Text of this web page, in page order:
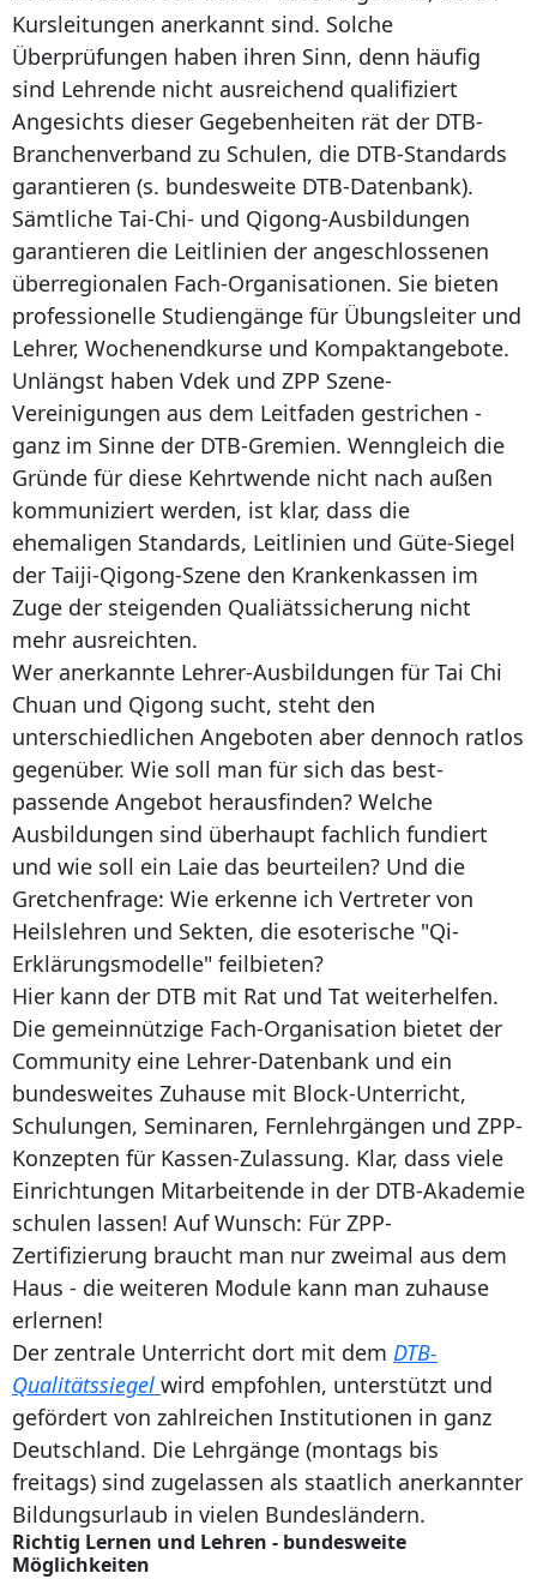
Kursleitungen anerkannt sind. Solche
Überprüfungen haben ihren Sinn, denn häufig
sind Lehrende nicht ausreichend qualifiziert
Angesichts dieser Gegebenheiten rät der DTB-
Branchenverband zu Schulen, die DTB-Standards
garantieren (s. bundesweite DTB-Datenbank).
Sämtliche Tai-Chi- und Qigong-Ausbildungen
garantieren die Leitlinien der angeschlossenen
überregionalen Fach-Organisationen. Sie bieten
professionelle Studiengänge für Übungsleiter und
Lehrer, Wochenendkurse und Kompaktangebote.
Unlängst haben Vdek und ZPP Szene-
Vereinigungen aus dem Leitfaden gestrichen -
ganz im Sinne der DTB-Gremien. Wenngleich die
Gründe für diese Kehrtwende nicht nach außen
kommuniziert werden, ist klar, dass die
ehemaligen Standards, Leitlinien und Güte-Siegel
der Taiji-Qigong-Szene den Krankenkassen im
Zuge der steigenden Qualiätssicherung nicht
mehr ausreichten.
Wer anerkannte Lehrer-Ausbildungen für Tai Chi
Chuan und Qigong sucht, steht den
unterschiedlichen Angeboten aber dennoch ratlos
gegenüber. Wie soll man für sich das best-
passende Angebot herausfinden? Welche
Ausbildungen sind überhaupt fachlich fundiert
und wie soll ein Laie das beurteilen? Und die
Gretchenfrage: Wie erkenne ich Vertreter von
Heilslehren und Sekten, die esoterische "Qi-
Erklärungsmodelle" feilbieten?
Hier kann der DTB mit Rat und Tat weiterhelfen.
Die gemeinnützige Fach-Organisation bietet der
Community eine Lehrer-Datenbank und ein
bundesweites Zuhause mit Block-Unterricht,
Schulungen, Seminaren, Fernlehrgängen und ZPP-
Konzepten für Kassen-Zulassung. Klar, dass viele
Einrichtungen Mitarbeitende in der DTB-Akademie
schulen lassen! Auf Wunsch: Für ZPP-
Zertifizierung braucht man nur zweimal aus dem
Haus - die weiteren Module kann man zuhause
erlernen!
Der zentrale Unterricht dort mit dem DTB-
Qualitätssiegel wird empfohlen, unterstützt und
gefördert von zahlreichen Institutionen in ganz
Deutschland. Die Lehrgänge (montags bis
freitags) sind zugelassen als staatlich anerkannter
Bildungsurlaub in vielen Bundesländern.
Richtig Lernen und Lehren - bundesweite
Möglichkeiten